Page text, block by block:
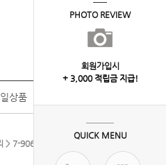
상품
> 7-9061( 세레나레이스스카프)
PHOTO REVIEW
회원가입시
+ 3,000 적립금 지급!
QUICK MENU